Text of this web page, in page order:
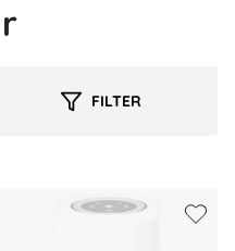
FILTER